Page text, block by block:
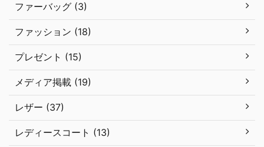
ファーバッグ (3)
ファッション (18)
プレゼント (15)
メディア掲載 (19)
レザー (37)
レディースコート (13)